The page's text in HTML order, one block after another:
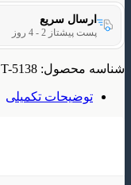
مدل
T5138
عدد
ارسال سریع
پست پیشتاز 2 - 4 روز
شناسه محصول: T-5138
توضیحات تکمیلی